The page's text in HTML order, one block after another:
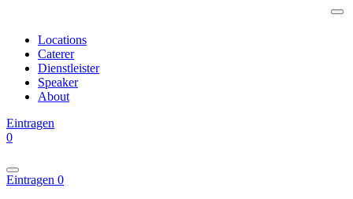
Locations
Caterer
Dienstleister
Speaker
About
Eintragen
0
Eintragen 0